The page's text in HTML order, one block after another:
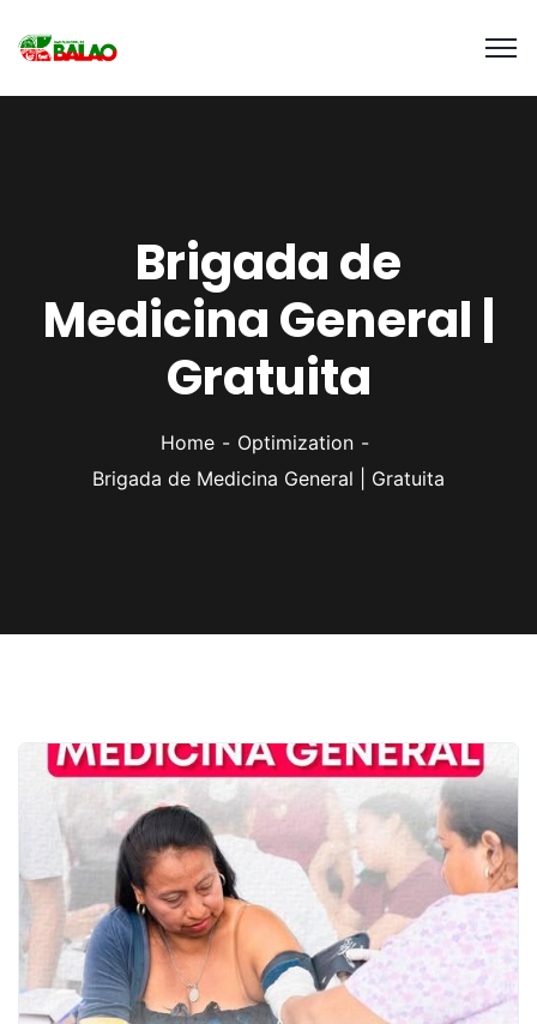
Brigada de
Medicina General |
Gratuita
Home
Optimization
Brigada de Medicina General | Gratuita